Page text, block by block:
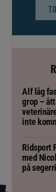
Alf låg
grop –
inte
Ridsport
med
på